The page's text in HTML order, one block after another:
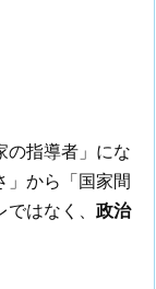
の指導者」にな
」から「国家間
はなく、 政治